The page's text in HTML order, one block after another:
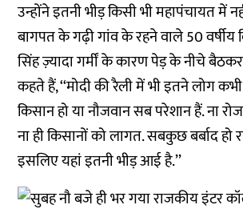
उन्होंने इतनी भीड़ किसी भी महापंचायत में
बागपत के गढ़ी गांव के रहने वाले 50 वर्षीय
सिंह ज़्यादा गर्मीं के कारण पेड़ के नीचे
कहते हैं, ‘‘मोदी की रैली में भी इतने लोग
किसान हो या नौजवान सब परेशान हैं. ना
ना ही किसानों को लागत. सबकुछ बर्बाद हो
इसलिए यहां इतनी भीड़ आई है.’’